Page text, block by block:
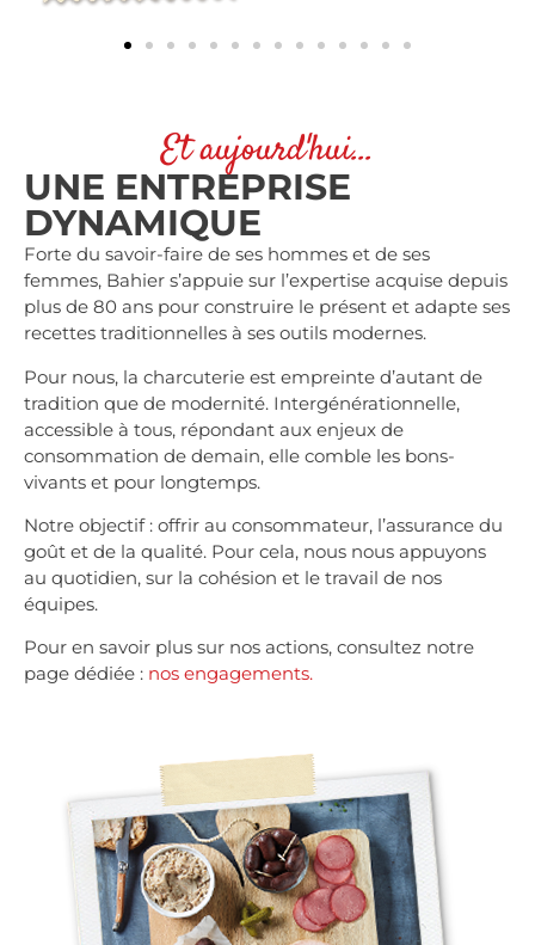
Et aujourd'hui...
UNE ENTREPRISE
DYNAMIQUE
Forte du savoir-faire de ses hommes et de ses
femmes, Bahier s’appuie sur l’expertise acquise depuis
plus de 80 ans pour construire le présent et adapte ses
recettes traditionnelles à ses outils modernes.
Pour nous, la charcuterie est empreinte d’autant de
tradition que de modernité. Intergénérationnelle,
accessible à tous, répondant aux enjeux de
consommation de demain, elle comble les bons-
vivants et pour longtemps.
Notre objectif : offrir au consommateur, l’assurance du
goût et de la qualité. Pour cela, nous nous appuyons
au quotidien, sur la cohésion et le travail de nos
équipes.
Pour en savoir plus sur nos actions, consultez notre
page dédiée : nos engagements.